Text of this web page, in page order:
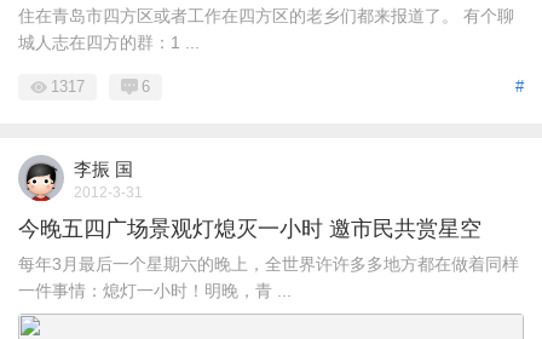
住在青岛市四方区或者工作在四方区的老乡们都来报道了。 有个聊
城人志在四方的群：1 ...
#
1317 6
李振 国
2012-3-31
今晚五四广场景观灯熄灭一小时 邀市民共赏星空
每年3月最后一个星期六的晚上，全世界许许多多地方都在做着同样
一件事情：熄灯一小时！明晚，青 ...